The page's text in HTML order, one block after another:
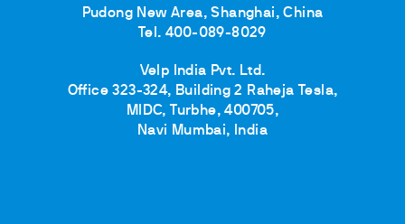
Pudong New Area, Shanghai, China
Tel. 400-089-8029
Velp India Pvt. Ltd.
Office 323-324, Building 2 Raheja Tesla,
MIDC, Turbhe, 400705,
Navi Mumbai, India